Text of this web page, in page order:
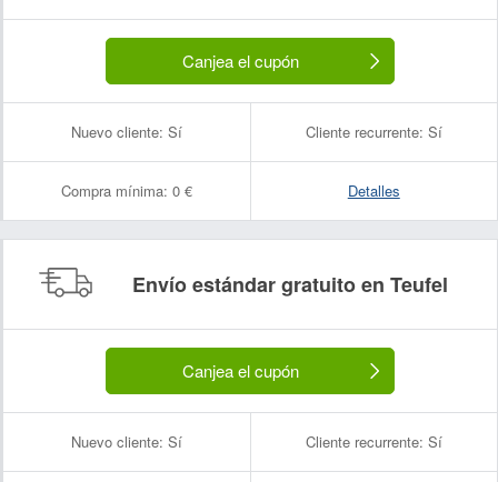
Canjea el cupón
Nuevo cliente: Sí Cliente recurrente: Sí
Compra mínima: 0 € Detalles
Envío estándar gratuito en Teufel
Canjea el cupón
Nuevo cliente: Sí Cliente recurrente: Sí